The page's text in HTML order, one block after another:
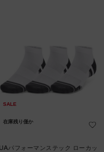
SALE
在庫残り僅か
UAパフォーマンステック ローカッ